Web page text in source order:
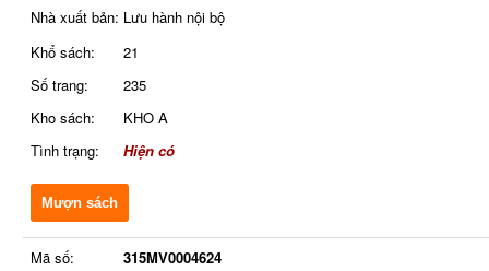
Nhà xuất bản: Lưu hành nội bộ
Khổ sách:
21
Số trang:
235
Kho sách:
KHO A
Tình trạng:
Hiện có
Mượn sách
Mã số:
315MV0004624